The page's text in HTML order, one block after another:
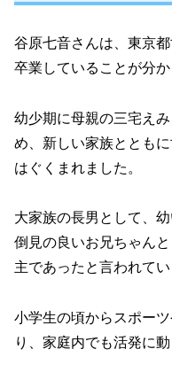
谷原七音さんは、東京
卒業していることが分か
幼少期に母親の三宅え
め、新しい家族ととも
はぐくまれました。
大家族の長男として、
倒見の良いお兄ちゃん
主であったと言われてい
小学生の頃からスポー
り、家庭内でも活発に